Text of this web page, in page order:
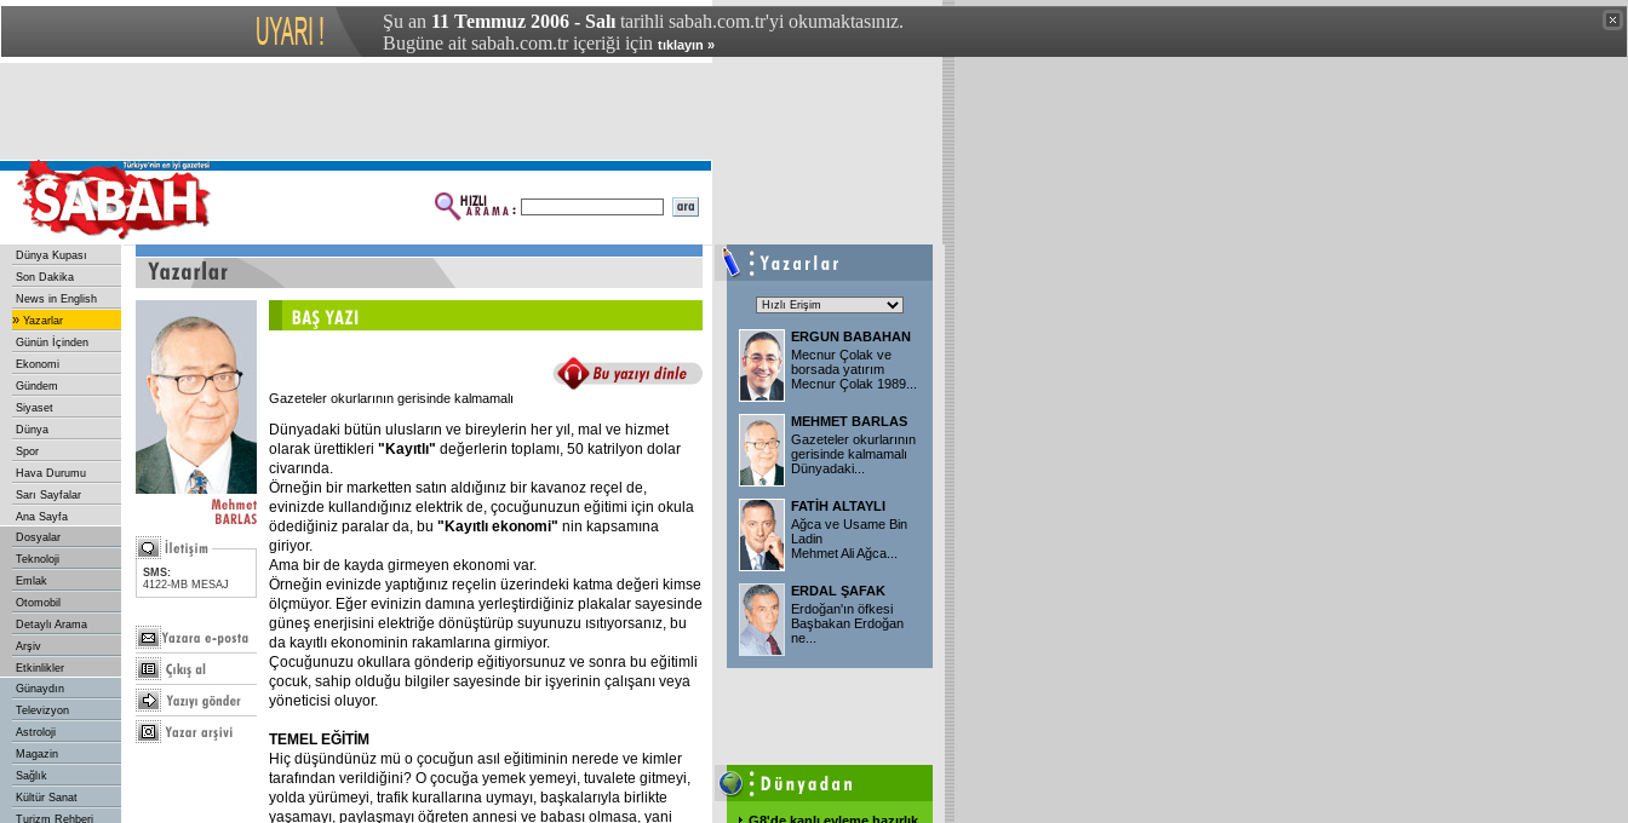
Şu an 11 Temmuz 2006 - Salı tarihli sabah.com.tr'yi okumaktasınız.
Bugüne ait sabah.com.tr içeriği için tıklayın »
Dünya Kupası
Son Dakika
News in English
» Yazarlar
Günün İçinden
Ekonomi
Gündem
Siyaset
Dünya
Spor
Hava Durumu
Sarı Sayfalar
Ana Sayfa
Dosyalar
Teknoloji
Emlak
Otomobil
Detaylı Arama
Arşiv
Etkinlikler
Günaydın
Televizyon
Astroloji
Magazin
Sağlık
Kültür Sanat
Turizm Rehberi
SMS:
4122-MB MESAJ
Gazeteler okurlarının gerisinde kalmamalı
Dünyadaki bütün ulusların ve bireylerin her yıl, mal ve hizmet
olarak ürettikleri "Kayıtlı" değerlerin toplamı, 50 katrilyon dolar
civarında.
Örneğin bir marketten satın aldığınız bir kavanoz reçel de,
evinizde kullandığınız elektrik de, çocuğunuzun eğitimi için okula
ödediğiniz paralar da, bu "Kayıtlı ekonomi" nin kapsamına
giriyor.
Ama bir de kayda girmeyen ekonomi var.
Örneğin evinizde yaptığınız reçelin üzerindeki katma değeri kimse
ölçmüyor. Eğer evinizin damına yerleştirdiğiniz plakalar sayesinde
güneş enerjisini elektriğe dönüştürüp suyunuzu ısıtıyorsanız, bu
da kayıtlı ekonominin rakamlarına girmiyor.
Çocuğunuzu okullara gönderip eğitiyorsunuz ve sonra bu eğitimli
çocuk, sahip olduğu bilgiler sayesinde bir işyerinin çalışanı veya
yöneticisi oluyor.
TEMEL EĞİTİM
Hiç düşündünüz mü o çocuğun asıl eğitiminin nerede ve kimler
tarafından verildiğini? O çocuğa yemek yemeyi, tuvalete gitmeyi,
yolda yürümeyi, trafik kurallarına uymayı, başkalarıyla birlikte
yaşamayı, paylaşmayı öğreten annesi ve babası olmasa, yani
ERGUN BABAHAN
Mecnur Çolak ve
borsada yatırım
Mecnur Çolak 1989...
MEHMET BARLAS
Gazeteler okurlarının
gerisinde kalmamalı
Dünyadaki...
FATİH ALTAYLI
Ağca ve Usame Bin
Ladin
Mehmet Ali Ağca...
ERDAL ŞAFAK
Erdoğan'ın öfkesi
Başbakan Erdoğan
ne...